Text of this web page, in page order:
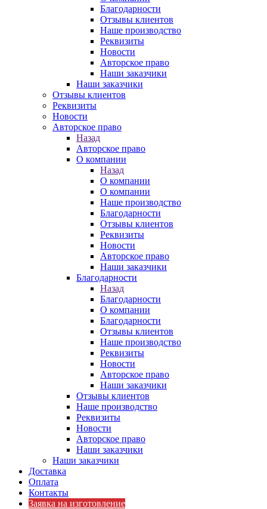
Благодарности
Отзывы клиентов
Наше производство
Реквизиты
Новости
Авторское право
Наши заказчики
Наши заказчики
Отзывы клиентов
Реквизиты
Новости
Авторское право
Назад
Авторское право
О компании
Назад
О компании
О компании
Наше производство
Благодарности
Отзывы клиентов
Реквизиты
Новости
Авторское право
Наши заказчики
Благодарности
Назад
Благодарности
О компании
Благодарности
Отзывы клиентов
Наше производство
Реквизиты
Новости
Авторское право
Наши заказчики
Отзывы клиентов
Наше производство
Реквизиты
Новости
Авторское право
Наши заказчики
Наши заказчики
Доставка
Оплата
Контакты
Заявка на изготовление